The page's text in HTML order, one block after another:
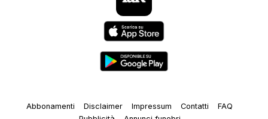
Abbonamenti Disclaimer Impressum Contatti
FAQ